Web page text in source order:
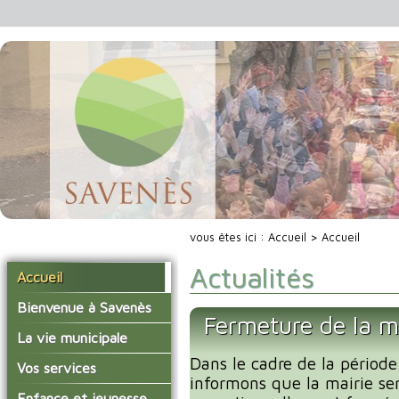
Accueil
Bienvenue à Savenès
Situer Savenès
Savenès en chiffre
L'histoire du village
La vie municipale
Vos élus
Les compte-rendus du
Vos services
La mairie
vous êtes ici : Accueil > Accueil
Actualités
Fermeture de la
Dans le cadre de la
informons que la mairie